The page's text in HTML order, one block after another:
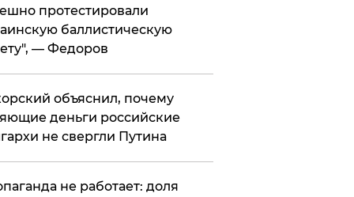
протестировали
баллистическую
— Федоров
объяснил, почему
деньги российские
не свергли Путина
не работает: доля